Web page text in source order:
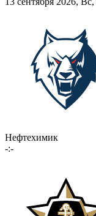
Нефтехимик
-:-